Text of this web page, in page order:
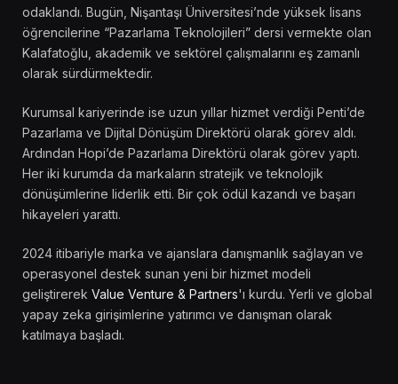
odaklandı. Bugün, Nişantaşı Üniversitesi’nde yüksek lisans
öğrencilerine “Pazarlama Teknolojileri” dersi vermekte olan
Kalafatoğlu, akademik ve sektörel çalışmalarını eş zamanlı
olarak sürdürmektedir.
Kurumsal kariyerinde ise uzun yıllar hizmet verdiği Penti’de
Pazarlama ve Dijital Dönüşüm Direktörü olarak görev aldı.
Ardından Hopi’de Pazarlama Direktörü olarak görev yaptı.
Her iki kurumda da markaların stratejik ve teknolojik
dönüşümlerine liderlik etti. Bir çok ödül kazandı ve başarı
hikayeleri yarattı.
2024 itibariyle marka ve ajanslara danışmanlık sağlayan ve
operasyonel destek sunan yeni bir hizmet modeli
geliştirerek Value Venture & Partners'ı kurdu. Yerli ve global
yapay zeka girişimlerine yatırımcı ve danışman olarak
katılmaya başladı.